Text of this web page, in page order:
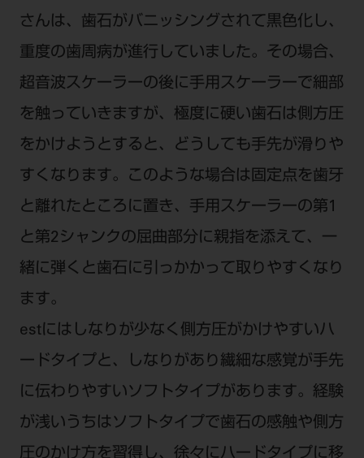
さんは、歯石がバニッシングされて黒色化し、
重度の歯周病が進行していました。その場合、
超音波スケーラーの後に手用スケーラーで細部
を触っていきますが、極度に硬い歯石は側方圧
をかけようとすると、どうしても手先が滑りや
すくなります。このような場合は固定点を歯牙
と離れたところに置き、手用スケーラーの第1
と第2シャンクの屈曲部分に親指を添えて、一
緒に弾くと歯石に引っかかって取りやすくなり
ます。
estにはしなりが少なく側方圧がかけやすいハ
ードタイプと、しなりがあり繊細な感覚が手先
に伝わりやすいソフトタイプがあります。経験
が浅いうちはソフトタイプで歯石の感触や側方
圧のかけ方を習得し、徐々にハードタイプに移